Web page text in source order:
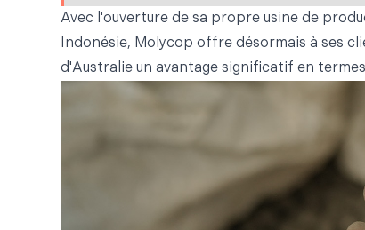
Avec l'ouverture de sa propre usine de
Indonésie, Molycop offre désormais à ses
d'Australie un avantage significatif en